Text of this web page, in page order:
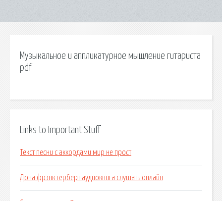
Музыкальное и аппликатурное мышление гитариста
pdf
Links to Important Stuff
Текст песни с аккордами мир не прост
Дюна фрэнк герберт аудиокнига слушать онлайн